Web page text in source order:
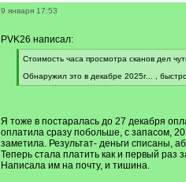
9 января 17:53
PVK26 написал:
[
]
Стоимость часа просмотра сканов дел
Обнаружил это в декабре 2025г... ,
[
Я тоже в постаралась до 27 декабря
оплатила сразу побольше, с запасом,
заметила. Результат- деньги списаны,
Теперь стала платить как и первый раз
Написала им на почту, и тишина.